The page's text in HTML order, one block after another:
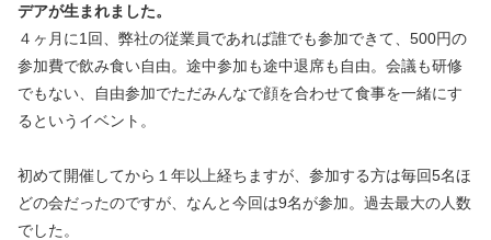
デアが生まれました。
４ヶ月に1回、弊社の従業員であれば誰でも参加できて、500円の
参加費で飲み食い自由。途中参加も途中退席も自由。会議も研修
でもない、自由参加でただみんなで顔を合わせて食事を一緒にす
るというイベント。
初めて開催してから１年以上経ちますが、参加する方は毎回5名ほ
どの会だったのですが、なんと今回は9名が参加。過去最大の人数
でした。